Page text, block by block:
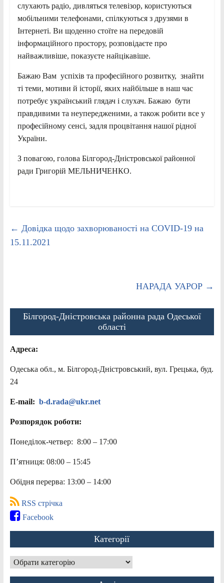
слухають радіо, дивляться телевізор, користуються
мобільними телефонами, спілкуються з друзями в
Інтернеті. Ви щоденно стоїте на передовій
інформаційного простору, розповідаєте про
найважливіше, показуєте найцікавіше.
Бажаю Вам успіхів та професійного розвитку, знайти
ті теми, мотиви й історії, яких найбільше в наш час
потребує український глядач і слухач. Бажаю бути
правдивими та неупередженими, а також робити все у
професійному сенсі, задля процвітання нашої рідної
України.
З повагою, голова Білгород-Дністровської районної
ради Григорій МЕЛЬНИЧЕНКО.
← Довідка щодо захворюваності на COVID-19 на
15.11.2021
НАРАДА УАРОР →
Білгород-Дністровська районна рада Одеської
області
Адреса:
Одеська обл., м. Білгород-Дністровський, вул. Грецька, буд.
24
E-mail: b-d.rada@ukr.net
Розпорядок роботи:
Понеділок-четвер: 8:00 – 17:00
П’ятниця: 08:00 – 15:45
Обідня перерва: 13:00 – 14:00
RSS стрічка
Facebook
Категорії
Категорії